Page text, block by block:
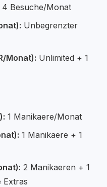
4 Besuche/Monat
Unbegrenzter
Monat): Unlimited + 1
1 Manikaere/Monat
1 Manikaere + 1
2 Manikaeren + 1
Extras